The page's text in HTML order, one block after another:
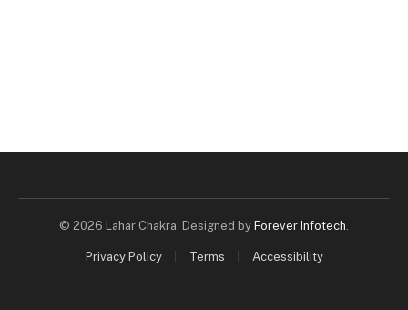
© 2026 Lahar Chakra. Designed by Forever Infotech
Privacy Policy Terms Accessibility